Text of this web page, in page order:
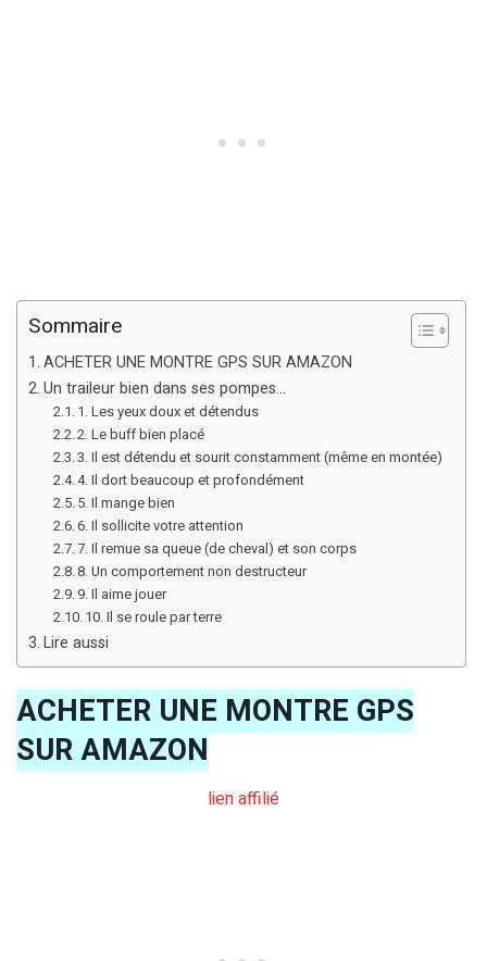
Sommaire
ACHETER UNE MONTRE GPS SUR AMAZON
Un traileur bien dans ses pompes…
1. Les yeux doux et détendus
2. Le buff bien placé
3. Il est détendu et sourit constamment (même en montée)
4. Il dort beaucoup et profondément
5. Il mange bien
6. Il sollicite votre attention
7. Il remue sa queue (de cheval) et son corps
8. Un comportement non destructeur
9. Il aime jouer
10. Il se roule par terre
Lire aussi
ACHETER UNE MONTRE GPS
SUR AMAZON
lien affilié